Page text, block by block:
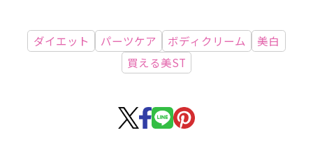
ダイエット パーツケア ボディクリーム
美白
買える美ST